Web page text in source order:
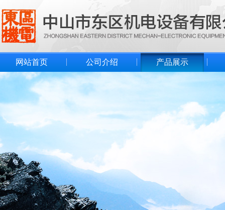
网站首页 公司介绍 产品展示